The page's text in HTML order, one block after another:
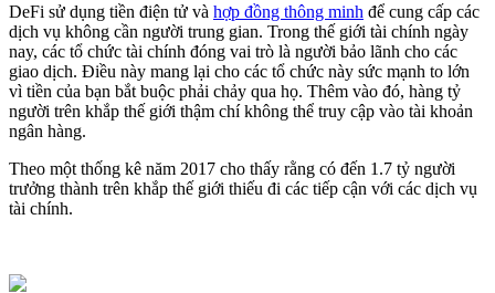
DeFi sử dụng tiền điện tử và hợp đồng thông minh để cung cấp các
dịch vụ không cần người trung gian. Trong thế giới tài chính ngày
nay, các tổ chức tài chính đóng vai trò là người bảo lãnh cho các
giao dịch. Điều này mang lại cho các tổ chức này sức mạnh to lớn
vì tiền của bạn bắt buộc phải chảy qua họ. Thêm vào đó, hàng tỷ
người trên khắp thế giới thậm chí không thể truy cập vào tài khoản
ngân hàng.
Theo một thống kê năm 2017 cho thấy rằng có đến 1.7 tỷ người
trưởng thành trên khắp thế giới thiếu đi các tiếp cận với các dịch vụ
tài chính.